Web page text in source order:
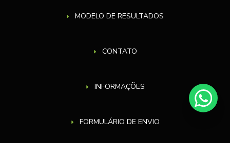
MODELO DE RESULTADOS
CONTATO
INFORMAÇÕES
FORMULÁRIO DE ENVIO